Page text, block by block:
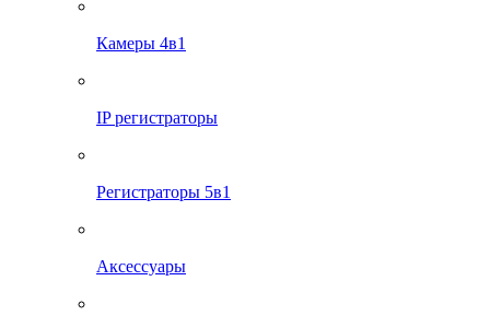
Камеры 4в1
IP регистраторы
Регистраторы 5в1
Аксессуары